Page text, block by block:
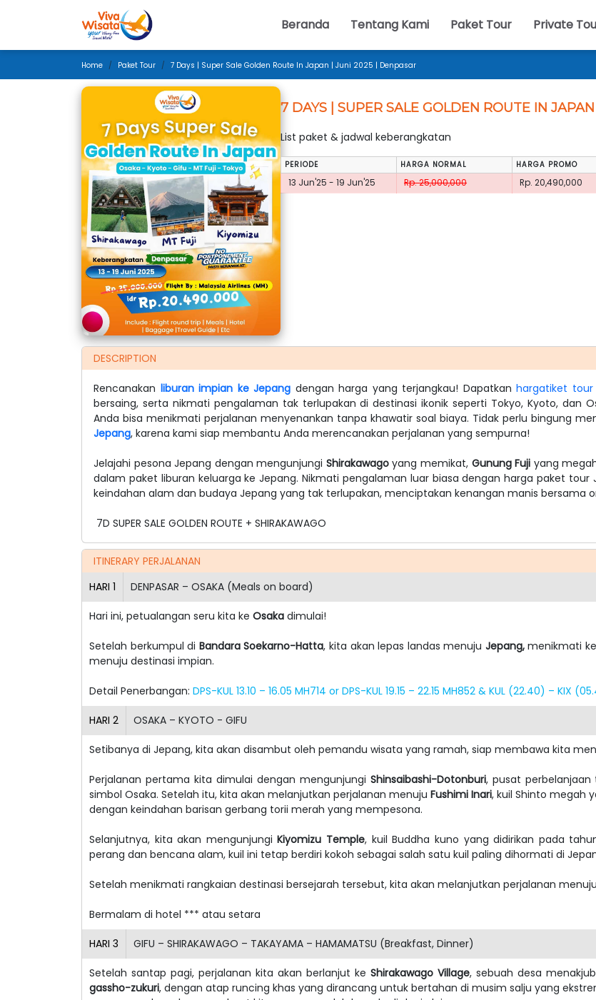
Beranda Tentang Kami Paket Tour Private
Home Paket Tour 7 Days | Super Sale Golden Route In Japan | Juni 2025 | Denpasar
7 DAYS | SUPER SALE GOLDEN ROUTE IN
List paket & jadwal keberangkatan
PERIODE HARGA NORMAL HARGA PROMO
13 Jun'25 - 19 Jun'25 Rp. 25,000,000 Rp. 20,490,000
DESCRIPTION
Rencanakan liburan impian ke Jepang dengan harga yang terjangkau! Dapatkan hargatiket tour
bersaing, serta nikmati pengalaman tak terlupakan di destinasi ikonik seperti Tokyo, Kyoto, dan
Anda bisa menikmati perjalanan menyenankan tanpa khawatir soal biaya. Tidak perlu bingung
Jepang, karena kami siap membantu Anda merencanakan perjalanan yang sempurna!
Jelajahi pesona Jepang dengan mengunjungi Shirakawagoyang memikat, Gunung Fuji yang
dalam paket liburan keluarga ke Jepang. Nikmati pengalaman luar biasa dengan harga paket
keindahan alam dan budaya Jepang yang tak terlupakan, menciptakan kenangan manis bersama
7D SUPER SALE GOLDEN ROUTE + SHIRAKAWAGO
ITINERARY PERJALANAN
HARI 1 DENPASAR – OSAKA (Meals on board)
Hari ini, petualangan seru kita ke Osaka dimulai!
Setelah berkumpul di Bandara Soekarno-Hatta, kita akan lepas landas menuju Jepang,menikmati
menuju destinasi impian.
Detail Penerbangan: DPS-KUL 13.10 – 16.05 MH714 or DPS-KUL 19.15 – 22.15 MH852 & KUL (22.40) – KIX
HARI 2 OSAKA – KYOTO - GIFU
Setibanya di Jepang, kita akan disambut oleh pemandu wisata yang ramah, siap membawa kita
Perjalanan pertama kita dimulai dengan mengunjungi Shinsaibashi-Dotonburi, pusat
simbol Osaka. Setelah itu, kita akan melanjutkan perjalanan menuju Fushimi Inari, kuil Shinto megah
dengan keindahan barisan gerbang torii merah yang mempesona.
Selanjutnya, kita akan mengunjungiKiyomizu Temple, kuil Buddha kuno yang didirikan pada
perang dan bencana alam, kuil ini tetap berdiri kokoh sebagai salah satu kuil paling dihormati di
Setelah menikmati rangkaian destinasi bersejarah tersebut, kita akan melanjutkan perjalanan
Bermalam di hotel *** atau setara
HARI 3 GIFU – SHIRAKAWAGO – TAKAYAMA – HAMAMATSU (Breakfast, Dinner)
Setelah santap pagi, perjalanan kita akan berlanjut ke Shirakawago Village, sebuah desa
gassho-zukuri, dengan atap runcing khas yang dirancang untuk bertahan di musim salju yang